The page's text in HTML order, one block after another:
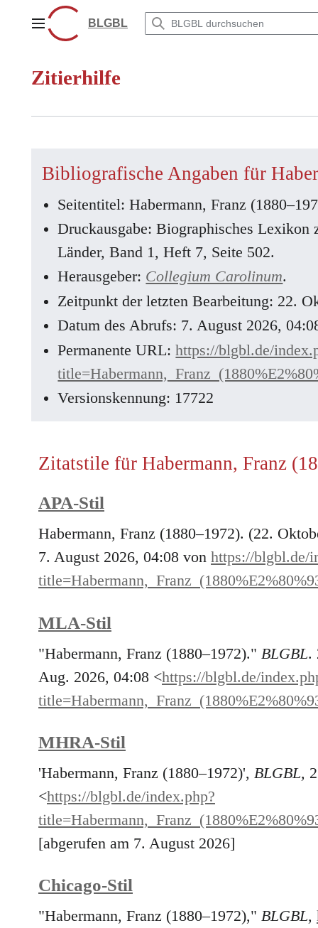
springenHauptmenüBLGBL
Zitierhilfe
Bibliografische Angaben für
Seitentitel: Habermann, Franz
Druckausgabe: Biographisches Lexikon
Länder, Band 1, Heft 7, Seite 502.
Herausgeber: Collegium Carolinum.
Zeitpunkt der letzten Bearbeitung: 22.
Datum des Abrufs: 7. August 2026,
Permanente URL:https://blgbl.de/
Versionskennung: 17722
Zitatstile für Habermann, Franz
APA-Stil
Habermann, Franz (1880–1972). (22.
7. August 2026, 04:08 von https://blgbl.de/
MLA-Stil
"Habermann, Franz (1880–1972)." BLGBL.
Aug. 2026, 04:08 <https://blgbl.de/
MHRA-Stil
'Habermann, Franz (1880–1972)', BLGBL,
<https://blgbl.de/index.php?
[abgerufen am 7. August 2026]
Chicago-Stil
"Habermann, Franz (1880–1972)," BLGBL,